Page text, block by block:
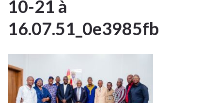
OCT 2025
10-21 à
16.07.51_0e3985fb